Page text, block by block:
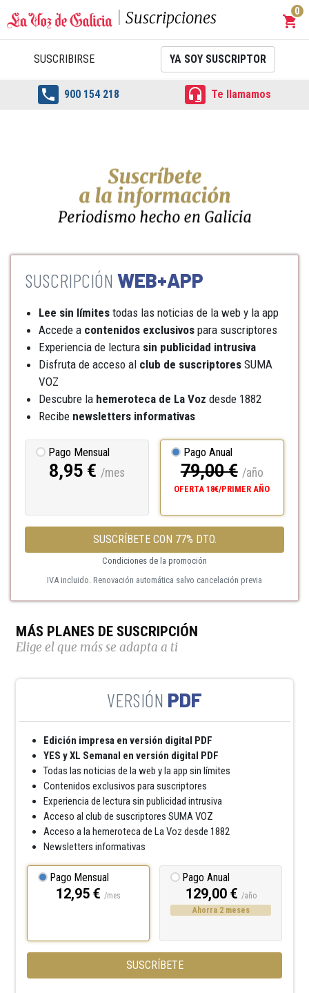
Suscripciones shopping_cart
0
SUSCRIBIRSE YA SOY SUSCRIPTOR
 900 154 218  Te llamamos
WEB+APP
Lee sin límites todas las noticias de la web y la app
Accede a contenidos exclusivos para suscriptores
Experiencia de lectura sin publicidad intrusiva
Disfruta de acceso al club de suscriptores SUMA
VOZ
Descubre la hemeroteca de La Voz desde 1882
Recibe newsletters informativas
Pago Mensual
8,95 € /mes
Pago Anual
79,00 € /año
OFERTA 18€/PRIMER AÑO
SUSCRÍBETE CON 77% DTO.
Condiciones de la promoción
IVA incluido. Renovación automática salvo cancelación previa
MÁS PLANES DE SUSCRIPCIÓN
Elige el que más se adapta a ti
PDF
Edición impresa en versión digital PDF
YES y XL Semanal en versión digital PDF
Todas las noticias de la web y la app sin límites
Contenidos exclusivos para suscriptores
Experiencia de lectura sin publicidad intrusiva
Acceso al club de suscriptores SUMA VOZ
Acceso a la hemeroteca de La Voz desde 1882
Newsletters informativas
Pago Mensual
12,95 € /mes
Pago Anual
129,00 € /año
Ahorra 2 meses
SUSCRÍBETE